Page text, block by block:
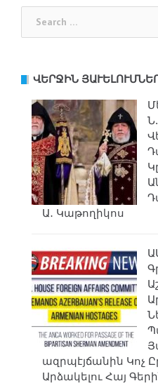
ՎԵՐՋԻՆ
Ա․ Կաթողիկոս
ազրպէյճանին Կոչ
Արձակելու Հայ